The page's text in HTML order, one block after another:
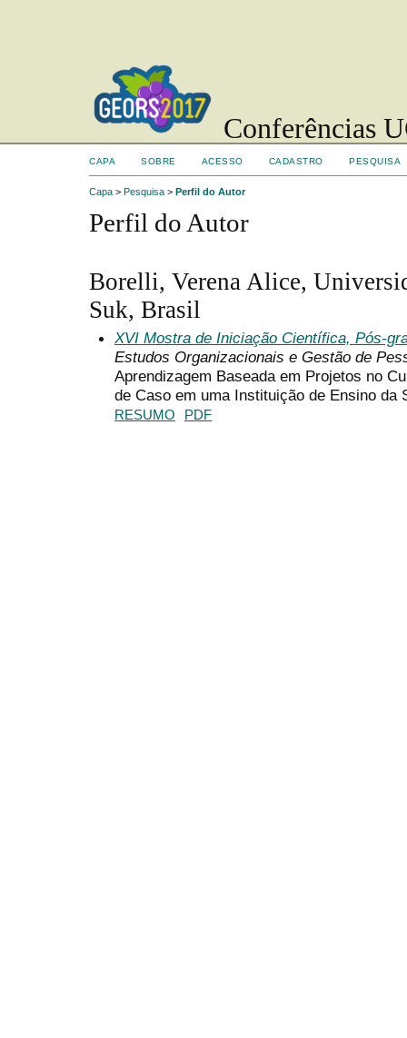
Conferências
CAPA SOBRE ACESSO CADASTRO PESQUISA
Capa > Pesquisa > Perfil do Autor
Perfil do Autor
Borelli, Verena Alice,
Suk, Brasil
XVI Mostra de Iniciação Científica, Pós-
Estudos Organizacionais e Gestão de
Aprendizagem Baseada em Projetos no
de Caso em uma Instituição de Ensino da
RESUMO PDF